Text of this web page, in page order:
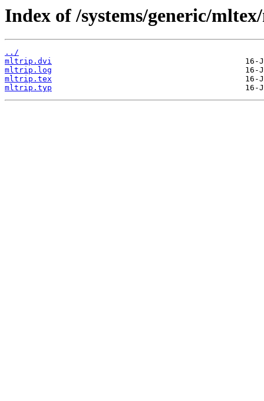
Index of /systems/generic/
../
mltrip.dvi
mltrip.log
mltrip.tex
mltrip.typ